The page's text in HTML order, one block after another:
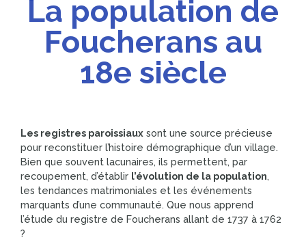
La population de
Foucherans au
18e siècle
Les registres paroissiaux sont une source précieuse
pour reconstituer l’histoire démographique d’un village.
Bien que souvent lacunaires, ils permettent, par
recoupement, d’établir l’évolution de la population,
les tendances matrimoniales et les événements
marquants d’une communauté. Que nous apprend
l’étude du registre de Foucherans allant de 1737 à 1762
?